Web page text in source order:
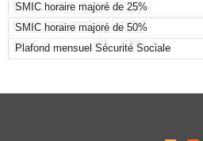
SMIC horaire majoré de 25%
SMIC horaire majoré de 50%
Plafond mensuel Sécurité Sociale